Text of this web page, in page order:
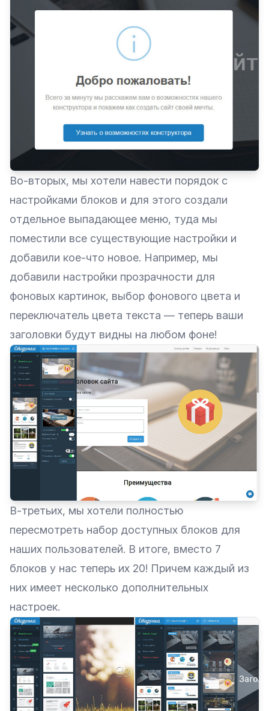
Во-вторых, мы хотели навести порядок с
настройками блоков и для этого создали
отдельное выпадающее меню, туда мы
поместили все существующие настройки и
добавили кое-что новое. Например, мы
добавили настройки прозрачности для
фоновых картинок, выбор фонового цвета и
переключатель цвета текста — теперь ваши
заголовки будут видны на любом фоне!
В-третьих, мы хотели полностью
пересмотреть набор доступных блоков для
наших пользователей. В итоге, вместо 7
блоков у нас теперь их 20! Причем каждый из
них имеет несколько дополнительных
настроек.